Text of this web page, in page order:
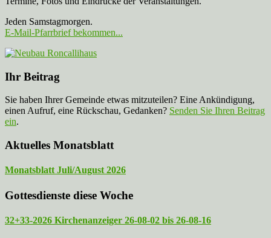
Jeden Samstagmorgen.
E-Mail-Pfarrbrief bekommen...
Ihr Beitrag
Sie haben Ihrer Gemeinde etwas mitzuteilen? Eine Ankündigung,
einen Aufruf, eine Rückschau, Gedanken? Senden Sie Ihren Beitrag
ein.
Aktuelles Monatsblatt
Monatsblatt Juli/August 2026
Gottesdienste diese Woche
32+33-2026 Kirchenanzeiger 26-08-02 bis 26-08-16